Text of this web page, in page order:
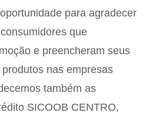
para agradecer
que
e preencheram seus
nas empresas
também as
SICOOB CENTRO,